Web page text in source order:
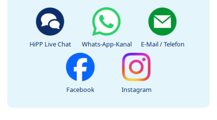
HiPP Live Chat Whats-App-Kanal E-Mail / Telefon
Facebook Instagram